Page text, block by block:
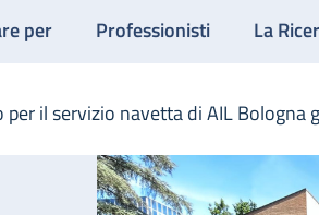
per Professionisti La
il servizio navetta di AIL Bologna